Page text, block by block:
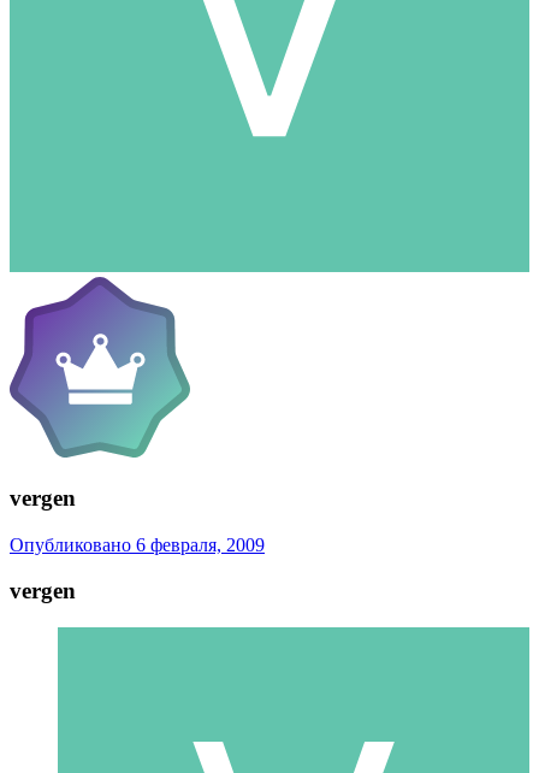
vergen
Опубликовано 6 февраля, 2009
vergen